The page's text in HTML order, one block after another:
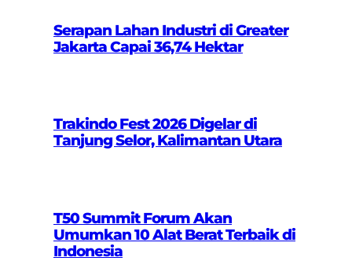
Serapan Lahan Industri di Greater
Jakarta Capai 36,74 Hektar
Trakindo Fest 2026 Digelar di
Tanjung Selor, Kalimantan Utara
T50 Summit Forum Akan
Umumkan 10 Alat Berat Terbaik di
Indonesia